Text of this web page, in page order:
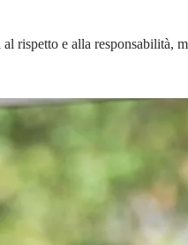
rispetto e alla responsabilità,